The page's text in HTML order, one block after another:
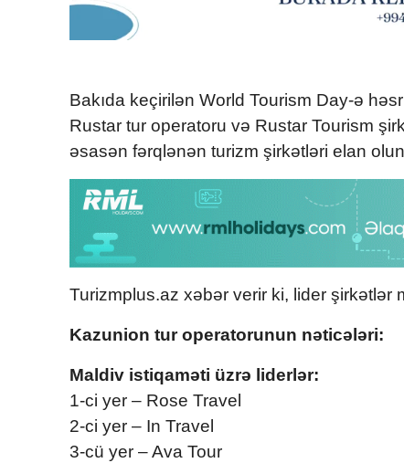
Bakıda keçirilən World Tourism Day-ə
Rustar tur operatoru və Rustar Tourism
əsasən fərqlənən turizm şirkətləri elan
Turizmplus.az xəbər verir ki, lider şirkətlər
Kazunion tur operatorunun nəticələri:
Maldiv istiqaməti üzrə liderlər:
1-ci yer – Rose Travel
2-ci yer – In Travel
3-cü yer – Ava Tour